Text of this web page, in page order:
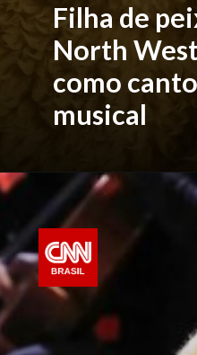
Filha de
North
como
musical